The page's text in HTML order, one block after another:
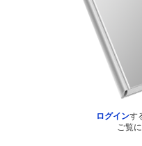
ログインす
ご覧